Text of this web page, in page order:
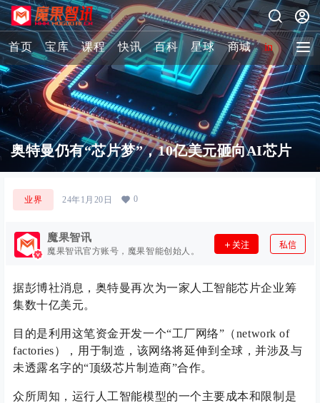
首页 宝库 课程 快讯 百科 星球 商城 image-2
奥特曼仍有“芯片梦”，10亿美元砸向AI芯片
业界 24年1月20日 0
魔果智讯
魔果智讯官方账号，魔果智能创始人。
关注 私信
据彭博社消息，奥特曼再次为一家人工智能芯片企业筹
集数十亿美元。
目的是利用这笔资金开发一个“工厂网络”（network of
factories），用于制造，该网络将延伸到全球，并涉及与
未透露名字的“顶级芯片制造商”合作。
众所周知，运行人工智能模型的一个主要成本和限制是